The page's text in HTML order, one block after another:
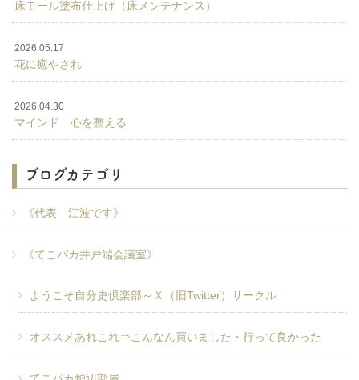
床モール塗布仕上げ（床メンテナンス）
2026.05.17
花に癒やされ
2026.04.30
マインド 心を整える
ブログカテゴリ
《代表 江波です》
《てこパカ井戸端会議室》
ようこそ自分史倶楽部～Ｘ（旧Twitter）サークル
オススメあれこれ⇒こんなん買いました・行って良かった